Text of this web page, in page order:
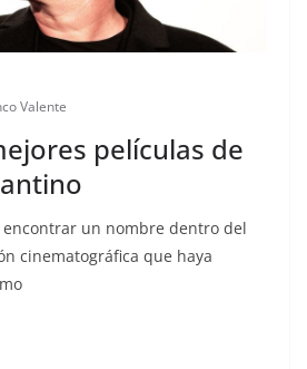
Valente
películas de
un nombre dentro del
cinematográfica que haya